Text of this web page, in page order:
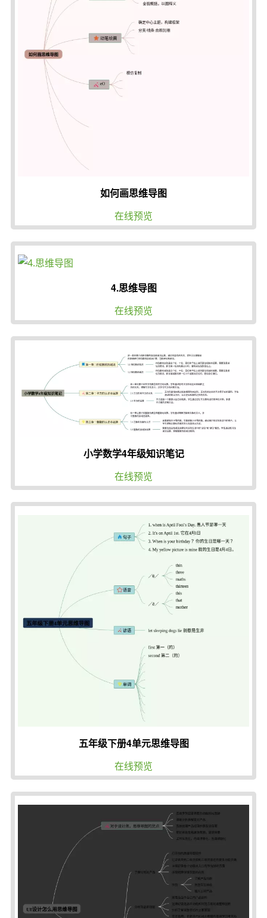
如何画思维导图
在线预览
4.思维导图
在线预览
小学数学4年级知识笔记
在线预览
五年级下册4单元思维导图
在线预览